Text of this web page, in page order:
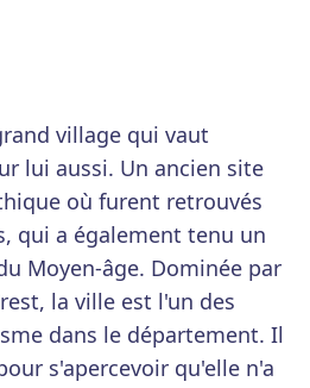
village qui vaut
lui aussi. Un ancien site
où furent retrouvés
qui a également tenu un
Moyen-âge. Dominée par
la ville est l'un des
dans le département. Il
s'apercevoir qu'elle n'a